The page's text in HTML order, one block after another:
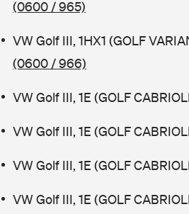
(0600 / 965)
VW Golf III, 1HX1 (GOLF
(0600 / 966)
VW Golf III, 1E (GOLF
VW Golf III, 1E (GOLF
VW Golf III, 1E (GOLF
VW Golf III, 1E (GOLF